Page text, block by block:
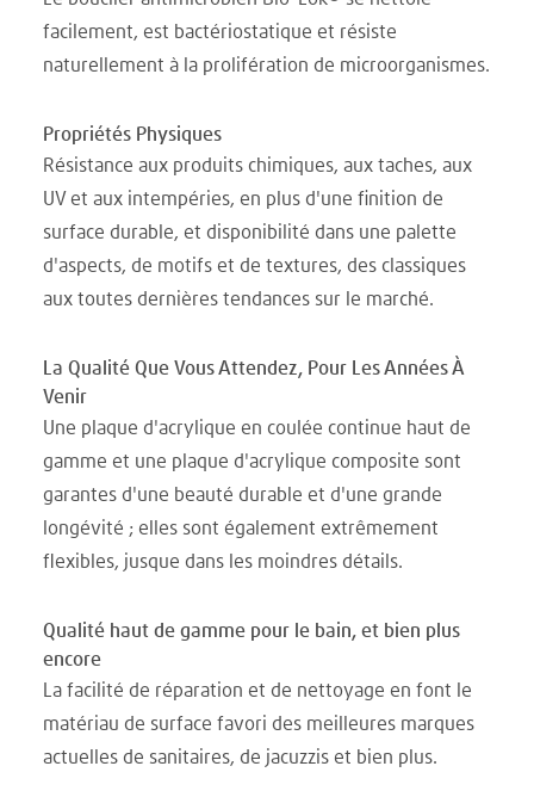
facilement, est bactériostatique et résiste
naturellement à la prolifération de microorganismes.
Propriétés Physiques
Résistance aux produits chimiques, aux taches, aux
UV et aux intempéries, en plus d'une finition de
surface durable, et disponibilité dans une palette
d'aspects, de motifs et de textures, des classiques
aux toutes dernières tendances sur le marché.
La Qualité Que Vous Attendez, Pour Les Années À
Venir
Une plaque d'acrylique en coulée continue haut de
gamme et une plaque d'acrylique composite sont
garantes d'une beauté durable et d'une grande
longévité ; elles sont également extrêmement
flexibles, jusque dans les moindres détails.
Qualité haut de gamme pour le bain, et bien plus
encore
La facilité de réparation et de nettoyage en font le
matériau de surface favori des meilleures marques
actuelles de sanitaires, de jacuzzis et bien plus.